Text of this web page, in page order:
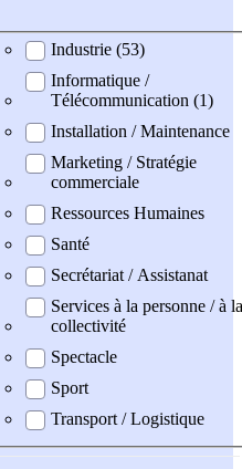
Industrie (53)
Informatique /
Télécommunication (1)
Installation / Maintenance
Marketing / Stratégie
commerciale
Ressources Humaines
Santé
Secrétariat / Assistanat
Services à la personne / à la
collectivité
Spectacle
Sport
Transport / Logistique